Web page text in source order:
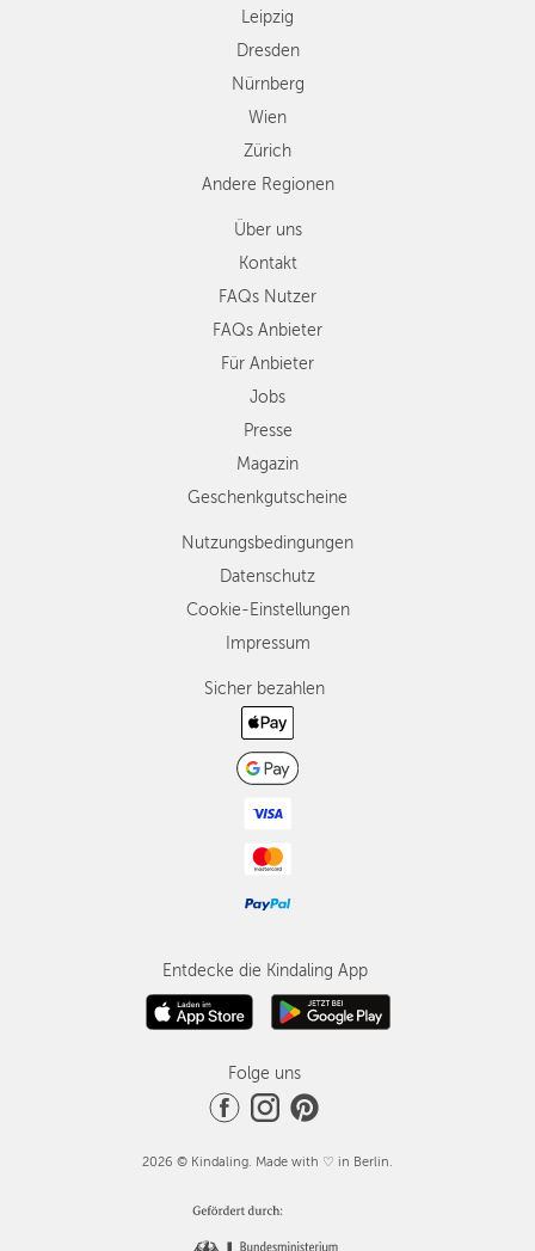
Leipzig
Dresden
Nürnberg
Wien
Zürich
Andere Regionen
Über uns
Kontakt
FAQs Nutzer
FAQs Anbieter
Für Anbieter
Jobs
Presse
Magazin
Geschenkgutscheine
Nutzungsbedingungen
Datenschutz
Cookie-Einstellungen
Impressum
Sicher bezahlen
Entdecke die Kindaling App
Folge uns
2026 © Kindaling. Made with ♡ in Berlin.